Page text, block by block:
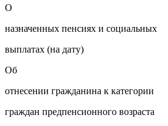
О
назначенных пенсиях и социальных
выплатах (на дату)
Об
отнесении гражданина к категории
граждан предпенсионного возраста